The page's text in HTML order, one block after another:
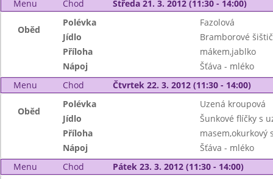
Menu
Chod Středa 21. 3. 2012 (11:30 - 14:00)
Oběd
Polévka
Fazolová
Jídlo
Bramborové
Příloha
mákem,jablko
Nápoj
Šťáva - mléko
Menu
Chod Čtvrtek 22. 3. 2012 (11:30 - 14:00)
Oběd
Polévka
Uzená kroupová
Jídlo
Šunkové flíčky s
Příloha
masem,okurkový
Nápoj
Šťáva - mléko
Menu
Chod Pátek 23. 3. 2012 (11:30 - 14:00)